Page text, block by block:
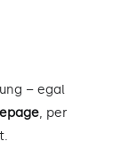
– egal
, per